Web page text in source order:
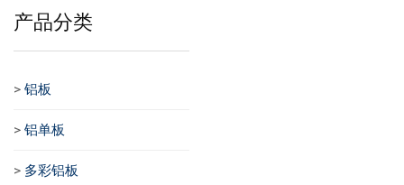
产品分类
> 铝板
> 铝单板
> 多彩铝板